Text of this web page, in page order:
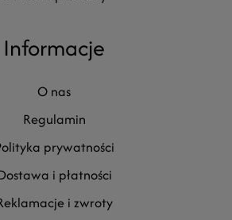
Informacje
o nas
regulamin
polityka prywatności
dostawa i płatności
reklamacje i zwroty